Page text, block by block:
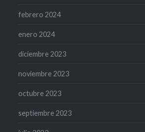
febrero 2024
enero 2024
diciembre 2023
noviembre 2023
octubre 2023
septiembre 2023